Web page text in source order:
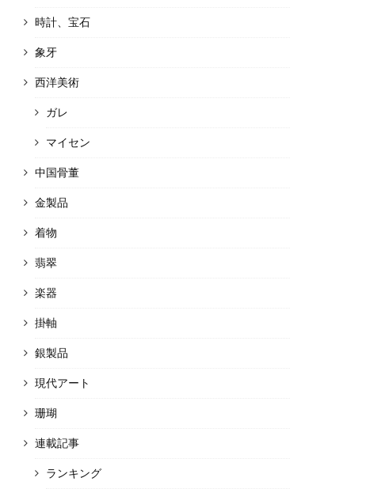
時計、宝石
象牙
西洋美術
ガレ
マイセン
中国骨董
金製品
着物
翡翠
楽器
掛軸
銀製品
現代アート
珊瑚
連載記事
ランキング